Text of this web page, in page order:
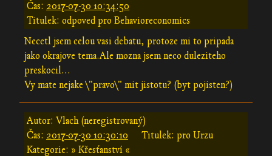
Čas: 2017-07-30 10:34:50
Titulek: odpoved pro Behavioreconomics
Necetl jsem celou vasi debatu, protoze mi to pripada
jako okrajove tema.Ale mozna jsem neco duleziteho
preskocil...
Vy mate nejake \"pravo\" mit jistotu? (byt pojisten?)
Autor: Vlach (neregistrovaný)
Čas: 2017-07-30 10:30:10
Titulek: pro Urzu
Kategorie: » Křesťanství «